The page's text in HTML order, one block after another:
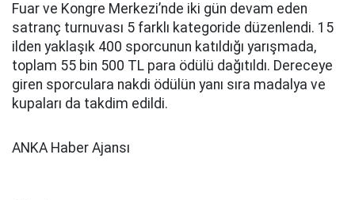
Fuar ve Kongre Merkezi’nde iki gün devam eden
satranç turnuvası 5 farklı kategoride düzenlendi. 15
ilden yaklaşık 400 sporcunun katıldığı yarışmada,
toplam 55 bin 500 TL para ödülü dağıtıldı. Dereceye
giren sporculara nakdi ödülün yanı sıra madalya ve
kupaları da takdim edildi.
ANKA Haber Ajansı